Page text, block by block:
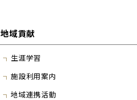
地域貢献
生涯学習
施設利用案内
地域連携活動